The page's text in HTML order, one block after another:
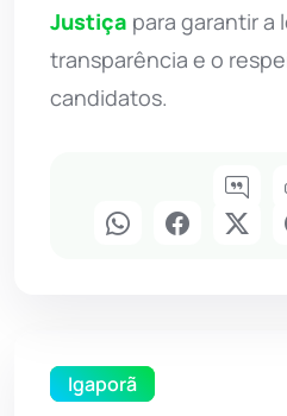
Justiça para garantir a
transparência e o
candidatos.
Igaporã